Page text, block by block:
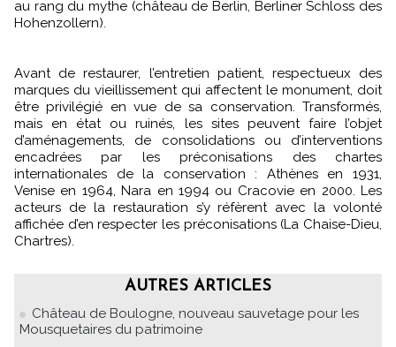
au rang du mythe (château de Berlin, Berliner Schloss des
Hohenzollern).
Avant de restaurer, l’entretien patient, respectueux des
marques du vieillissement qui affectent le monument, doit
être privilégié en vue de sa conservation. Transformés,
mais en état ou ruinés, les sites peuvent faire l’objet
d’aménagements, de consolidations ou d’interventions
encadrées par les préconisations des chartes
internationales de la conservation : Athènes en 1931,
Venise en 1964, Nara en 1994 ou Cracovie en 2000. Les
acteurs de la restauration s’y réfèrent avec la volonté
affichée d’en respecter les préconisations (La Chaise-Dieu,
Chartres).
AUTRES ARTICLES
Château de Boulogne, nouveau sauvetage pour les
Mousquetaires du patrimoine